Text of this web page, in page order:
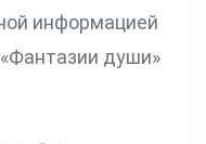
информацией
души»